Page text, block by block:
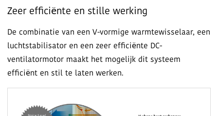
Zeer efficiënte en stille werking
De combinatie van een V-vormige warmtewisselaar, een
luchtstabilisator en een zeer efficiënte DC-
ventilatormotor maakt het mogelijk dit systeem
efficiënt en stil te laten werken.